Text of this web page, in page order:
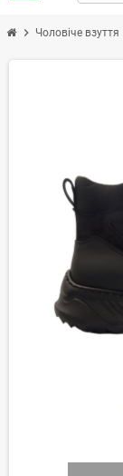
chevron_right Чоловіче взуття